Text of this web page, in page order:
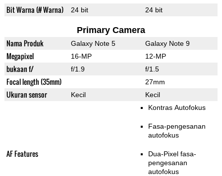
Bit Warna (# Warna) 24 bit 24 bit
Primary Camera
Nama Produk Galaxy Note 5 Galaxy Note 9
Megapixel 16-MP 12-MP
bukaan f/ f/1.9 f/1.5
Focal length (35mm) 27mm
Ukuran sensor Kecil Kecil
AF Features
Kontras Autofokus
Fasa-pengesanan
autofokus
Dua-Pixel fasa-
pengesanan
autofokus